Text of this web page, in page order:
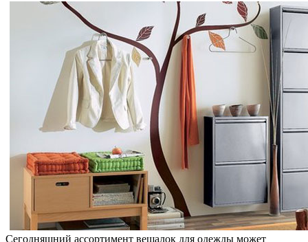
Сегодняшний ассортимент вешалок для одежды может